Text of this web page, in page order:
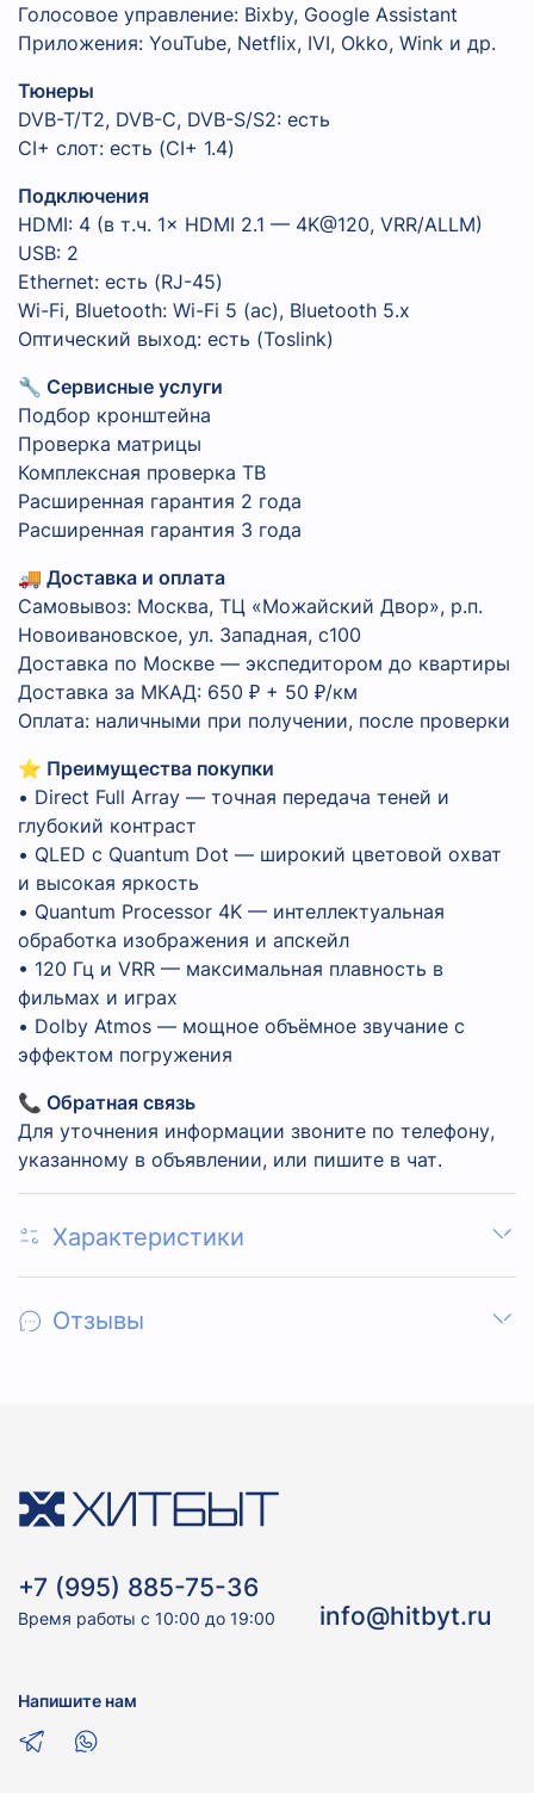
Голосовое управление: Bixby, Google Assistant
Приложения: YouTube, Netflix, IVI, Okko, Wink и др.
Тюнеры
DVB-T/T2, DVB-C, DVB-S/S2: есть
CI+ слот: есть (CI+ 1.4)
Подключения
HDMI: 4 (в т.ч. 1× HDMI 2.1 — 4K@120, VRR/ALLM)
USB: 2
Ethernet: есть (RJ-45)
Wi-Fi, Bluetooth: Wi-Fi 5 (ac), Bluetooth 5.x
Оптический выход: есть (Toslink)
🔧 Сервисные услуги
Подбор кронштейна
Проверка матрицы
Комплексная проверка ТВ
Расширенная гарантия 2 года
Расширенная гарантия 3 года
🚚 Доставка и оплата
Самовывоз: Москва, ТЦ «Можайский Двор», р.п.
Новоивановское, ул. Западная, с100
Доставка по Москве — экспедитором до квартиры
Доставка за МКАД: 650 ₽ + 50 ₽/км
Оплата: наличными при получении, после проверки
⭐ Преимущества покупки
• Direct Full Array — точная передача теней и
глубокий контраст
• QLED с Quantum Dot — широкий цветовой охват
и высокая яркость
• Quantum Processor 4K — интеллектуальная
обработка изображения и апскейл
• 120 Гц и VRR — максимальная плавность в
фильмах и играх
• Dolby Atmos — мощное объёмное звучание с
эффектом погружения
📞 Обратная связь
Для уточнения информации звоните по телефону,
указанному в объявлении, или пишите в чат.
Характеристики
Отзывы
+7 (995) 885-75-36
Время работы с 10:00 до 19:00 info@hitbyt.ru
Напишите нам